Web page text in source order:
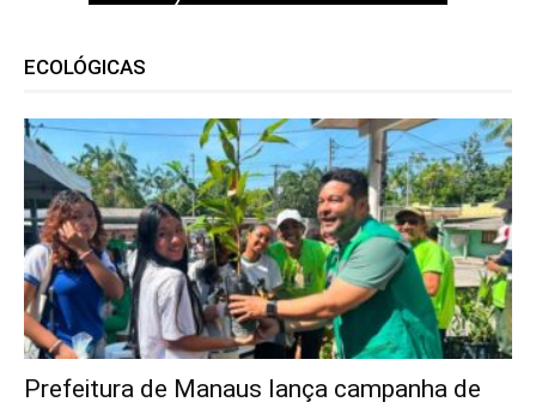
ECOLÓGICAS
Prefeitura de Manaus lança campanha de